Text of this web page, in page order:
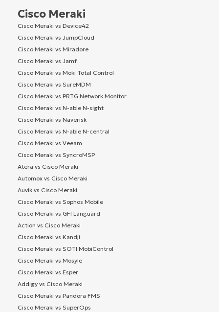
Cisco Meraki
Cisco Meraki vs Device42
Cisco Meraki vs JumpCloud
Cisco Meraki vs Miradore
Cisco Meraki vs Jamf
Cisco Meraki vs Moki Total Control
Cisco Meraki vs SureMDM
Cisco Meraki vs PRTG Network Monitor
Cisco Meraki vs N-able N-sight
Cisco Meraki vs Naverisk
Cisco Meraki vs N-able N-central
Cisco Meraki vs Veeam
Cisco Meraki vs SyncroMSP
Atera vs Cisco Meraki
Automox vs Cisco Meraki
Auvik vs Cisco Meraki
Cisco Meraki vs Sophos Mobile
Cisco Meraki vs GFI Languard
Action vs Cisco Meraki
Cisco Meraki vs Kandji
Cisco Meraki vs SOTI MobiControl
Cisco Meraki vs Mosyle
Cisco Meraki vs Esper
Addigy vs Cisco Meraki
Cisco Meraki vs Pandora FMS
Cisco Meraki vs SuperOps